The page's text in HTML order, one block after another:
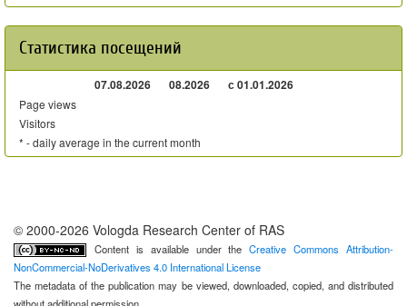
Статистика посещений
07.08.2026 08.2026 с 01.01.2026
Page views
Visitors
* - daily average in the current month
© 2000-2026 Vologda Research Center of RAS
Content is available under theCreative Commons Attribution-
NonCommercial-NoDerivatives 4.0 International License
The metadata of the publication may be viewed, downloaded, copied, and distributed